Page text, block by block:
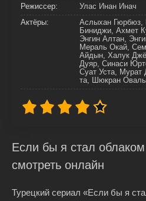
Режиссер:
Улас Инан Инач
Актёры:
Аслыхан Гюрбюз,
Биниджи, Ахмет
Энгин Алтан,
Мераль Окай,
Айдын, Халук
Дуяр, Синаси
Суат Уста,
та, Шюкран
Если бы я стал
смотреть онлайн
Турецкий сериал «Если бы я